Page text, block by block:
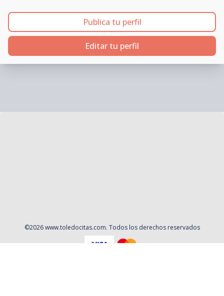
Publica tu perfil
Editar tu perfil
©2026 www.toledocitas.com. Todos los derechos reservados